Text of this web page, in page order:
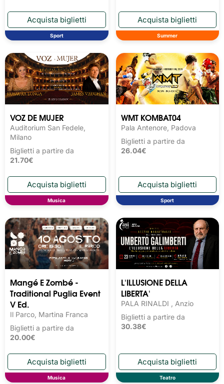
Sport Summer
VOZ DE MUJER
Auditorium San Fedele,
Milano
Biglietti a partire da
21.70€
Musica
WMT KOMBAT04
Pala Antenore, Padova
Biglietti a partire da
26.04€
Sport
Mangé E Zombé -
Traditional Puglia Event
V Ed.
Il Parco, Martina Franca
Biglietti a partire da
20.00€
Musica
L'ILLUSIONE DELLA
LIBERTA'
PALA RINALDI , Anzio
Biglietti a partire da
30.38€
Teatro